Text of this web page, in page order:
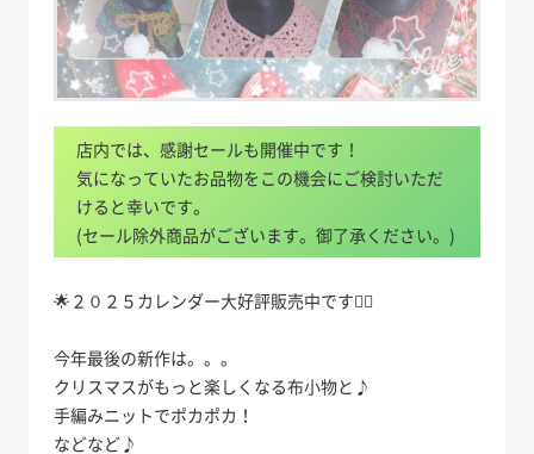
店内では、感謝セールも開催中です！
気になっていたお品物をこの機会にご検討いただ
けると幸いです。
(セール除外商品がございます。御了承ください。)
🌟２０２５カレンダー大好評販売中です💁‍♀️
今年最後の新作は。。。
クリスマスがもっと楽しくなる布小物と♪
手編みニットでポカポカ！
などなど♪